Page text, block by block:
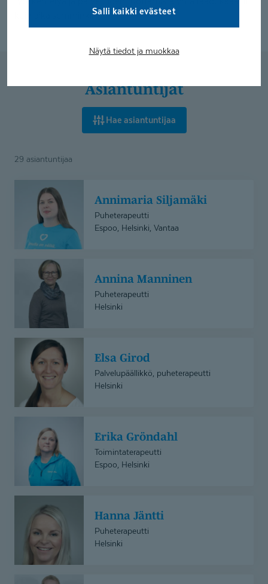
Salli kaikki evästeet
Näytä tiedot ja muokkaa
kuin aikaisemminkin.
Asiantuntijat
Hae asiantuntijaa
29 asiantuntijaa
Annimaria
Siljamäki
Annimaria Siljamäki
Puheterapeutti
Espoo, Helsinki, Vantaa
Annina
Manninen
Annina Manninen
Puheterapeutti
Helsinki
Girod
Elsa Girod
Palvelupäällikkö, puheterapeutti
Helsinki
Gröndahl
Erika Gröndahl
Toimintaterapeutti
Espoo, Helsinki
Hanna Jäntti
Puheterapeutti
Helsinki